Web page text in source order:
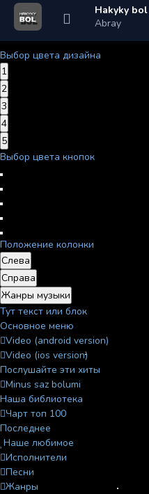
Hakyky
Abray
Выбор цвета дизайна
1
2
3
4
5
Выбор цвета кнопок
Положение колонки
Слева
Справа
Жанры музыки
Тут текст или блок
Основное меню
Video (android version)
Video (ios version)
Послушайте эти хиты
Minus saz bolumi
Наша библиотека
Чарт топ 100
Последнее
Наше любимое
Исполнители
Песни
Жанры